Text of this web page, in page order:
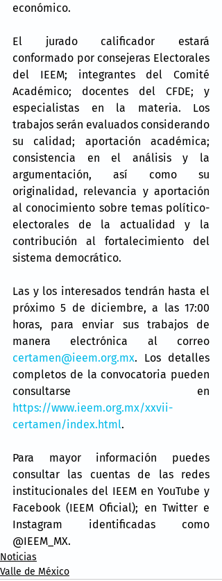
económico.
El jurado calificador estará
conformado por consejeras Electorales
del IEEM; integrantes del Comité
Académico; docentes del CFDE; y
especialistas en la materia. Los
trabajos serán evaluados considerando
su calidad; aportación académica;
consistencia en el análisis y la
argumentación, así como su
originalidad, relevancia y aportación
al conocimiento sobre temas político-
electorales de la actualidad y la
contribución al fortalecimiento del
sistema democrático.
Las y los interesados tendrán hasta el
próximo 5 de diciembre, a las 17:00
horas, para enviar sus trabajos de
certamen@ieem.org.mx. Los detalles
completos de la convocatoria pueden
https://www.ieem.org.mx/xxvii-
certamen/index.html.
Para mayor información puedes
consultar las cuentas de las redes
institucionales del IEEM en YouTube y
Facebook (IEEM Oficial); en Twitter e
Instagram identificadas como
@IEEM_MX.
Noticias
Valle de México